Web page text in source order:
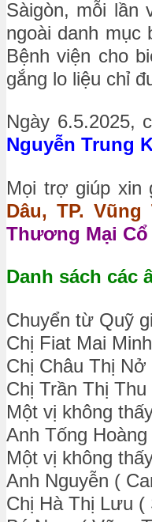
Sàigòn, mỗi lần
ngoài danh mục
Bệnh viện cho
gắng lo liệu chỉ
Ngày 6.5.2025,
Nguyễn Trung
Mọi trợ giúp xin
Dâu, TP. Vũng
Thương Mại Cổ
Danh sách các
Chuyển từ Quỹ
Chị Fiat Mai
Chị Châu Thị
Chị Trần Thị
Một vị không
Anh Tống
Một vị không
Anh Nguyễn (
Chị Hà Thị Lưu (